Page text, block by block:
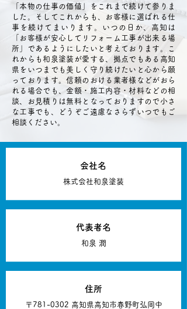
「本物の仕事の価値」をこれまで続けて参りま
した。そしてこれからも、お客様に選ばれる仕
事を続けてまいります。いつの日か、高知は
「お客様が安心してリフォーム工事が出来る場
所」であるようにしたいと考えております。こ
れからも和泉塗装が愛する、拠点でもある高知
県をいつまでも美しく守り続けたいと心から願
っております。信頼のおける業者様などがおら
れる場合でも、金額・施工内容・材料などの相
談、お見積りは無料となっておりますので小さ
な工事でも、どうぞご遠慮なさらずいつでもご
相談ください。
​会社名
株式会社和泉塗装
​代表者名
​和泉 潤
住所
〒781-0302 高知県高知市春野町弘岡中